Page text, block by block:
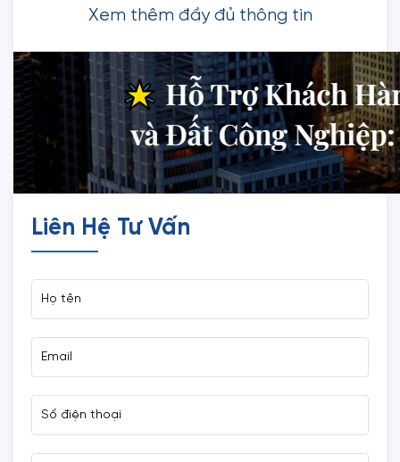
Xem thêm đầy đủ thông tin
Liên Hệ Tư Vấn